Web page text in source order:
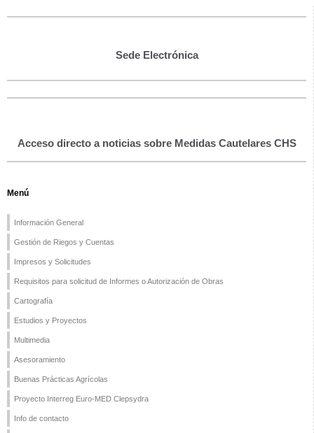
Sede Electrónica
Acceso directo a noticias sobre Medidas Cautelares CHS
Menú
Información General
Gestión de Riegos y Cuentas
Impresos y Solicitudes
Requisitos para solicitud de Informes o Autorización de Obras
Cartografía
Estudios y Proyectos
Multimedia
Asesoramiento
Buenas Prácticas Agrícolas
Proyecto Interreg Euro-MED Clepsydra
Info de contacto